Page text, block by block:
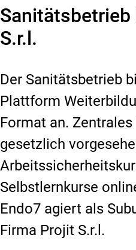
S.r.l.
Der Sanitätsbetrieb
Plattform
Format an.
gesetzlich
Selbstlernkurse
Endo7 agiert als
Firma Projit S.r.l.